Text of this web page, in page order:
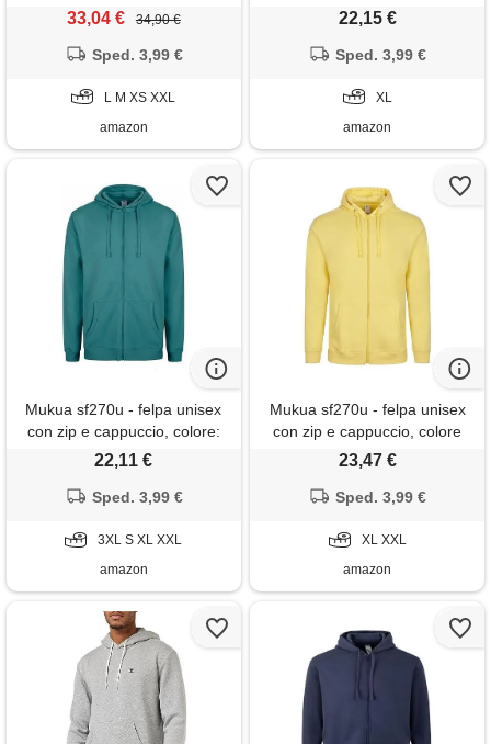
felpa con cappuccio, grigio
33,04 € 34,90 €
Sped. 3,99 €
L M XS XXL
amazon
colore kelly green, taglia xl,
22,15 €
Sped. 3,99 €
XL
amazon
Mukua sf270u - felpa unisex
con zip e cappuccio, colore:
teal, taglia s, foglia di tè, s
22,11 €
Sped. 3,99 €
3XL S XL XXL
amazon
Mukua sf270u - felpa unisex
con zip e cappuccio, colore
summer yellow, taglia xl,
23,47 €
Sped. 3,99 €
XL XXL
amazon